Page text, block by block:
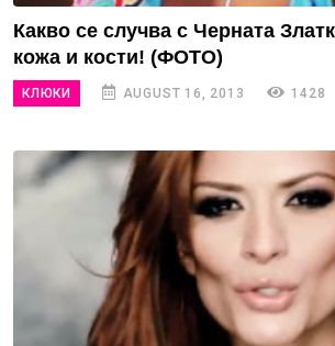
Какво се случва с Черната
кожа и кости! (ФОТО)
КЛЮКИ AUGUST 16, 2013 1428